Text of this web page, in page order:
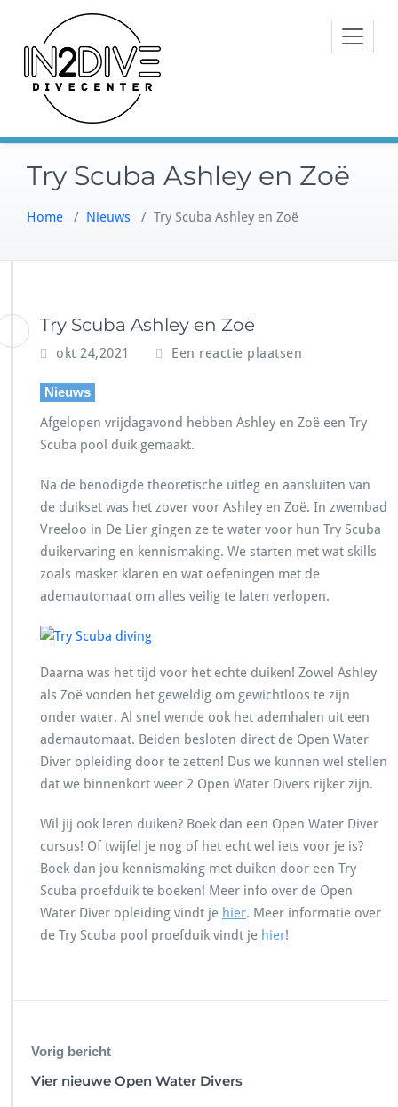
inhoud
Instructeurs met passie voor
Try Scuba Ashley en Zoë
Home / Nieuws / Try Scuba Ashley en Zoë
Try Scuba Ashley en Zoë
okt 24,2021 Een reactie plaatsen
Nieuws
Afgelopen vrijdagavond hebben Ashley en Zoë een Try
Scuba pool duik gemaakt.
Na de benodigde theoretische uitleg en aansluiten van
de duikset was het zover voor Ashley en Zoë. In zwembad
Vreeloo in De Lier gingen ze te water voor hun Try Scuba
duikervaring en kennismaking. We starten met wat skills
zoals masker klaren en wat oefeningen met de
ademautomaat om alles veilig te laten verlopen.
Daarna was het tijd voor het echte duiken! Zowel Ashley
als Zoë vonden het geweldig om gewichtloos te zijn
onder water. Al snel wende ook het ademhalen uit een
ademautomaat. Beiden besloten direct de Open Water
Diver opleiding door te zetten! Dus we kunnen wel stellen
dat we binnenkort weer 2 Open Water Divers rijker zijn.
Wil jij ook leren duiken? Boek dan een Open Water Diver
cursus! Of twijfel je nog of het echt wel iets voor je is?
Boek dan jou kennismaking met duiken door een Try
Scuba proefduik te boeken! Meer info over de Open
Water Diver opleiding vindt je hier. Meer informatie over
de Try Scuba pool proefduik vindt je hier!
Vorig bericht
Vier nieuwe Open Water Divers